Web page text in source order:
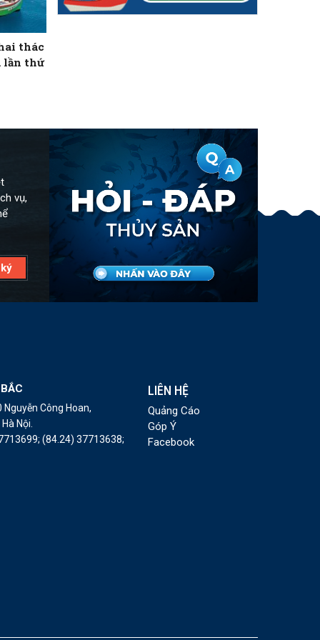
thác
lần thứ
vụ,
Công Hoan,
Nội.
(84.24) 37713638;
LIÊN HỆ
Quảng Cáo
Góp Ý
Facebook